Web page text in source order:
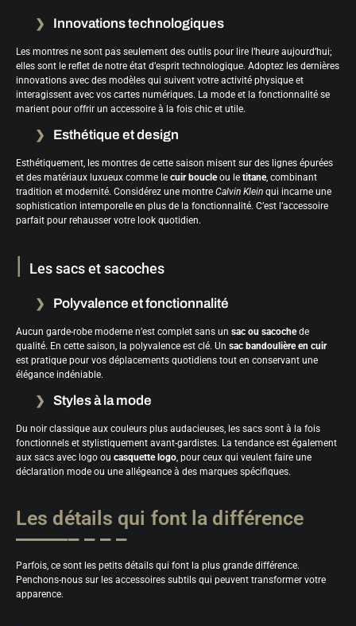
Innovations technologiques
Les montres ne sont pas seulement des outils pour lire l’heure aujourd’hui;
elles sont le reflet de notre état d’esprit technologique. Adoptez les dernières
innovations avec des modèles qui suivent votre activité physique et
interagissent avec vos cartes numériques. La mode et la fonctionnalité se
marient pour offrir un accessoire à la fois chic et utile.
Esthétique et design
Esthétiquement, les montres de cette saison misent sur des lignes épurées
et des matériaux luxueux comme le cuir boucleou le titane, combinant
tradition et modernité. Considérez une montre Calvin Klein qui incarne une
sophistication intemporelle en plus de la fonctionnalité. C’est l’accessoire
parfait pour rehausser votre look quotidien.
Les sacs et sacoches
Polyvalence et fonctionnalité
Aucun garde-robe moderne n’est complet sans un sac ou sacochede
qualité. En cette saison, la polyvalence est clé. Un sac bandoulière en cuir
est pratique pour vos déplacements quotidiens tout en conservant une
élégance indéniable.
Styles à la mode
Du noir classique aux couleurs plus audacieuses, les sacs sont à la fois
fonctionnels et stylistiquement avant-gardistes. La tendance est également
aux sacs avec logo ou casquette logo, pour ceux qui veulent faire une
déclaration mode ou une allégeance à des marques spécifiques.
Les détails qui font la différence
Parfois, ce sont les petits détails qui font la plus grande différence.
Penchons-nous sur les accessoires subtils qui peuvent transformer votre
apparence.